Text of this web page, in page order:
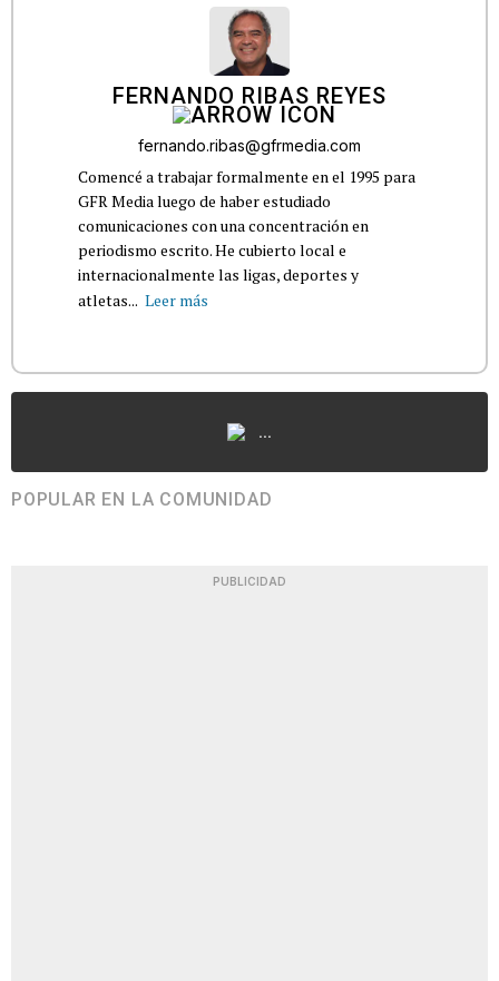
FERNANDO RIBAS REYES
fernando.ribas@gfrmedia.com
Comencé a trabajar formalmente en el 1995 para
GFR Media luego de haber estudiado
comunicaciones con una concentración en
periodismo escrito. He cubierto local e
internacionalmente las ligas, deportes y
atletas... Leer más
...
POPULAR EN LA COMUNIDAD
PUBLICIDAD